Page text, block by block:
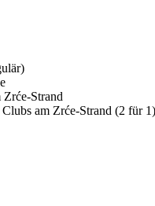
Strand
am Zrće-Strand (2 für 1)